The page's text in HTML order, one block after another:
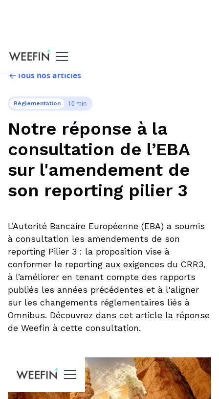
Tous nos articles
Règlementation 10 min
Notre réponse à la
consultation de l’EBA
sur l'amendement de
son reporting pilier 3
L’Autorité Bancaire Européenne (EBA) a soumis
à consultation les amendements de son
reporting Pilier 3 : la proposition vise à
conformer le reporting aux exigences du CRR3,
à l’améliorer en tenant compte des rapports
publiés les années précédentes et à l'aligner
sur les changements réglementaires liés à
Omnibus. Découvrez dans cet article la réponse
de Weefin à cette consultation.